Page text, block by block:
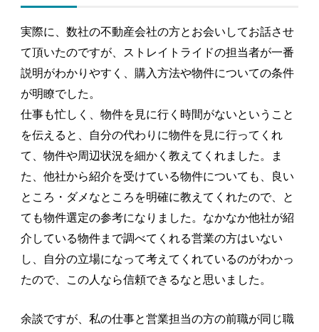
実際に、数社の不動産会社の方とお会いしてお話させ
て頂いたのですが、ストレイトライドの担当者が一番
説明がわかりやすく、購入方法や物件についての条件
が明瞭でした。
仕事も忙しく、物件を見に行く時間がないということ
を伝えると、自分の代わりに物件を見に行ってくれ
て、物件や周辺状況を細かく教えてくれました。ま
た、他社から紹介を受けている物件についても、良い
ところ・ダメなところを明確に教えてくれたので、と
ても物件選定の参考になりました。なかなか他社が紹
介している物件まで調べてくれる営業の方はいない
し、自分の立場になって考えてくれているのがわかっ
たので、この人なら信頼できるなと思いました。
余談ですが、私の仕事と営業担当の方の前職が同じ職